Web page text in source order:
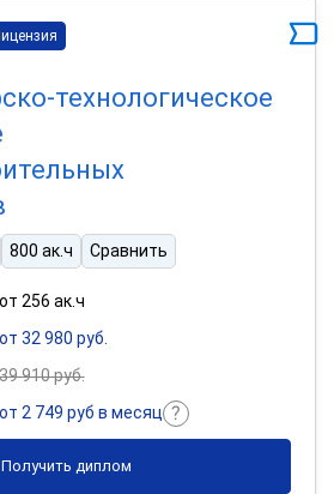
технологическое
800 ак.ч Сравнить
от 256 ак.ч
от 32 980 руб.
910 руб.
от 2 749 руб в месяц
Получить диплом